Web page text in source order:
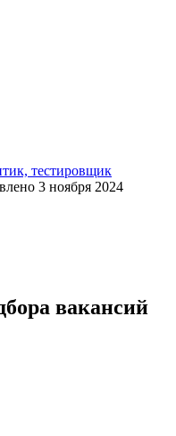
тестировщик
3 ноября 2024
вакансий